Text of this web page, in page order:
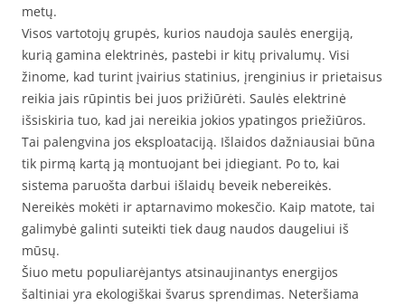
metų.
Visos vartotojų grupės, kurios naudoja saulės energiją,
kurią gamina elektrinės, pastebi ir kitų privalumų. Visi
žinome, kad turint įvairius statinius, įrenginius ir prietaisus
reikia jais rūpintis bei juos prižiūrėti. Saulės elektrinė
išsiskiria tuo, kad jai nereikia jokios ypatingos priežiūros.
Tai palengvina jos eksploataciją. Išlaidos dažniausiai būna
tik pirmą kartą ją montuojant bei įdiegiant. Po to, kai
sistema paruošta darbui išlaidų beveik nebereikės.
Nereikės mokėti ir aptarnavimo mokesčio. Kaip matote, tai
galimybė galinti suteikti tiek daug naudos daugeliui iš
mūsų.
Šiuo metu populiarėjantys atsinaujinantys energijos
šaltiniai yra ekologiškai švarus sprendimas. Neteršiama